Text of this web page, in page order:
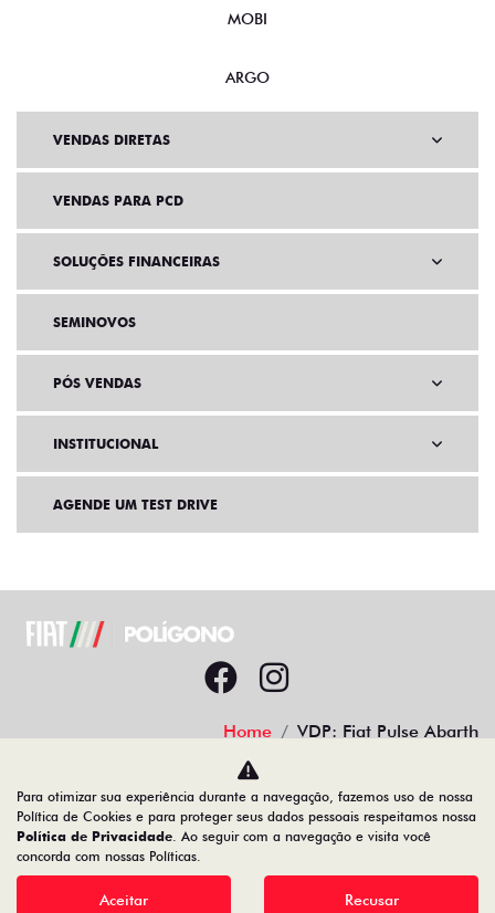
MOBI
ARGO
VENDAS DIRETAS
VENDAS PARA PCD
SOLUÇÕES FINANCEIRAS
SEMINOVOS
PÓS VENDAS
INSTITUCIONAL
AGENDE UM TEST DRIVE
Home VDP: Fiat Pulse Abarth
Desacelere. Seu bem maior é a vida.
19.122.936/0001-13
Para otimizar sua experiência durante a navegação, fazemos uso de nossa
Política de Cookies e para proteger seus dados pessoais respeitamos nossa
Política de Privacidade. Ao seguir com a navegação e visita você
concorda com nossas Políticas.
Aceitar Recusar